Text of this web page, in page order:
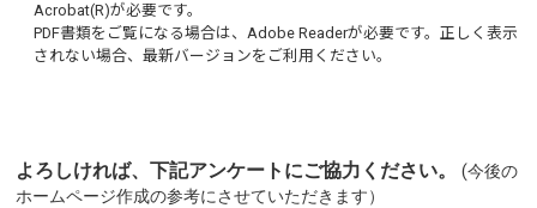
Acrobat(R)が必要です。
PDF書類をご覧になる場合は、Adobe Readerが必要です。正しく表示
されない場合、最新バージョンをご利用ください。